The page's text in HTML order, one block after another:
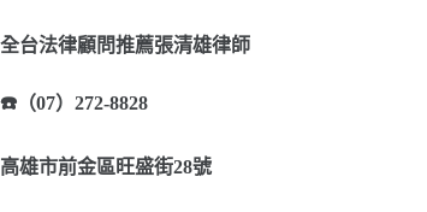
全台法律顧問推薦張清雄律師
☎️ （07）272-8828
高雄市前金區旺盛街28號